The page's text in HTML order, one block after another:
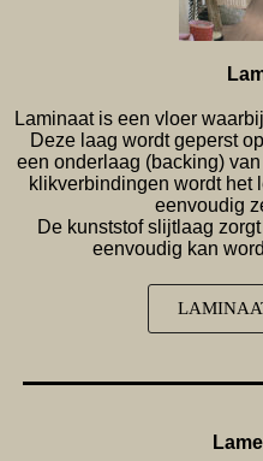
Laminaat is een vloer
Deze laag wordt geperst
een onderlaag (backing)
klikverbindingen wordt het
eenvoudig
De kunststof slijtlaag
eenvoudig kan